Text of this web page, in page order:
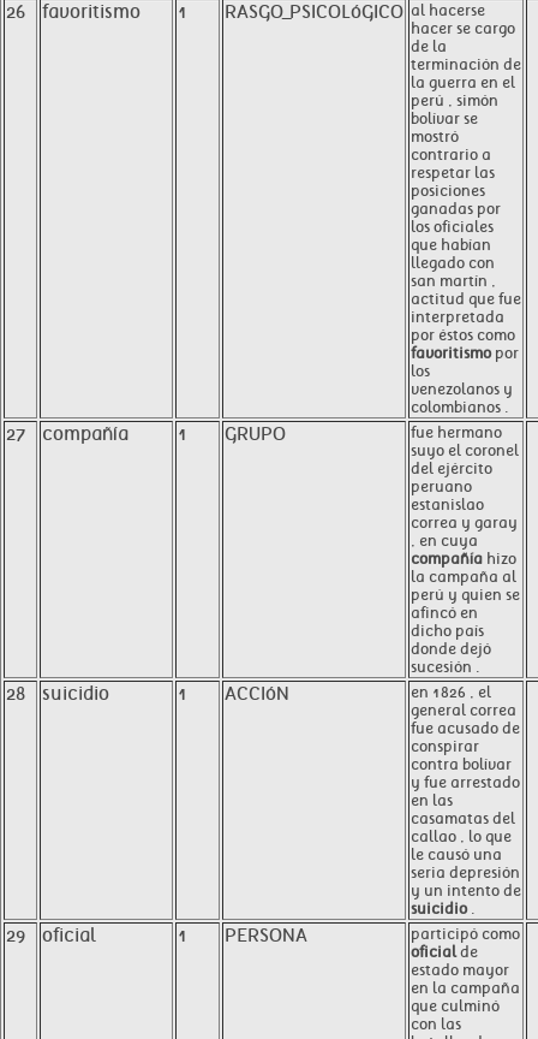
26 favoritismo 1 RASGO_PSICOLóGICO al hacerse
hacer se cargo
de la
terminación de
la guerra en el
perú , simón
bolívar se
mostró
contrario a
respetar las
posiciones
ganadas por
los oficiales
que habían
llegado con
san martín ,
actitud que fue
interpretada
por éstos como
favoritismopor
los
venezolanos y
colombianos .
27 compañía 1 GRUPO
fue hermano
suyo el coronel
del ejército
peruano
estanislao
correa y garay
, en cuya
compañía hizo
la campaña al
perú y quien se
afincó en
dicho país
donde dejó
sucesión .
28 suicidio 1 ACCIóN
en 1826 , el
general correa
fue acusado de
conspirar
contra bolívar
y fue arrestado
en las
casamatas del
callao , lo que
le causó una
seria depresión
y un intento de
suicidio.
29 oficial 1 PERSONA
participó como
oficialde
estado mayor
en la campaña
que culminó
con las